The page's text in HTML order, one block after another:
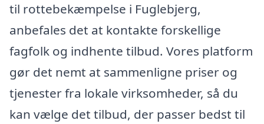
til rottebekæmpelse i Fuglebjerg,
anbefales det at kontakte forskellige
fagfolk og indhente tilbud. Vores platform
gør det nemt at sammenligne priser og
tjenester fra lokale virksomheder, så du
kan vælge det tilbud, der passer bedst til